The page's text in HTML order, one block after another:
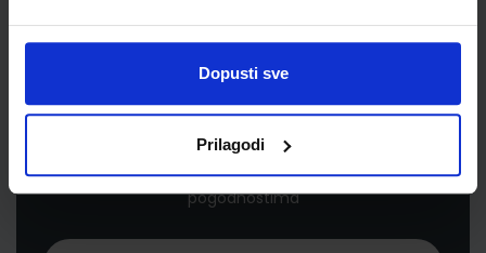
Dopusti sve
Prilagodi
Newsletter prijava
Prijavite se kako bi primali informacije o novim
proizvodima i uslugama, akcijama i drugim
pogodnostima